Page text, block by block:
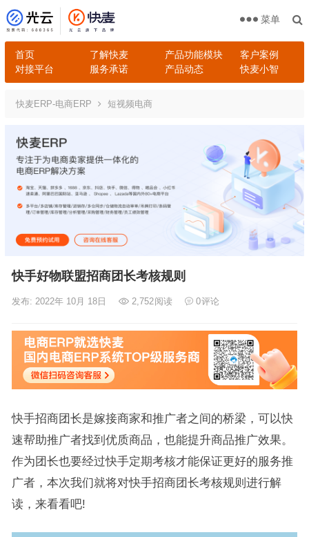
首页 了解快麦 产品功能模块
客户案例
对接平台
服务承诺 产品动态 快麦小智
菜单
快麦ERP-电商ERP 短视频电商
快手好物联盟招商团长考核规则
发布: 2022年 10月 18日 2,752阅读 0评论
快手招商团长是嫁接商家和推广者之间的桥梁，可以快
速帮助推广者找到优质商品，也能提升商品推广效果。
作为团长也要经过快手定期考核才能保证更好的服务推
广者，本次我们就将对快手招商团长考核规则进行解
读，来看看吧!